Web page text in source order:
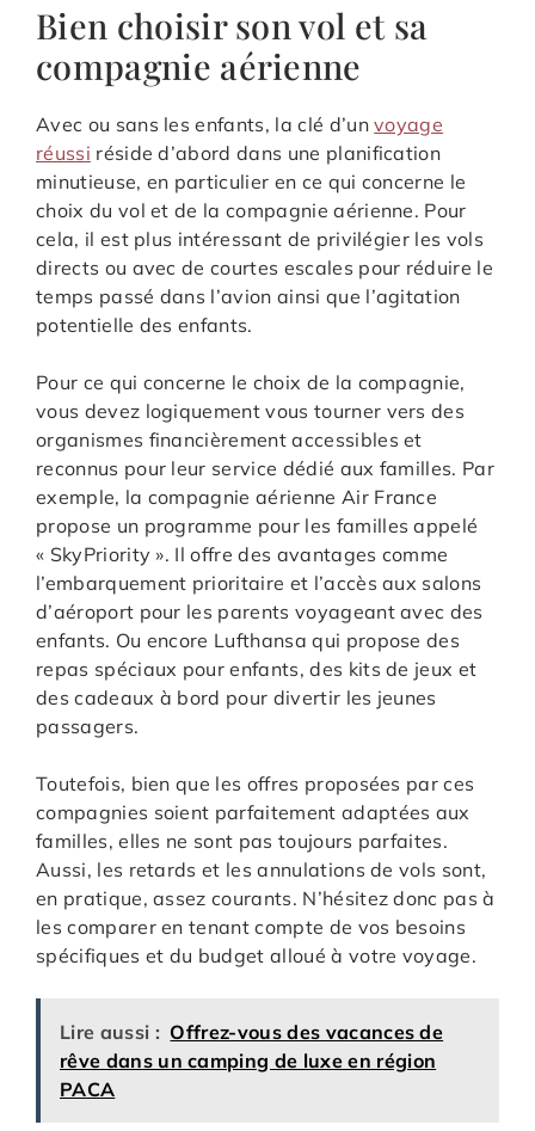
Bien choisir son vol et sa
compagnie aérienne
Avec ou sans les enfants, la clé d’unvoyage
réussi réside d’abord dans une planification
minutieuse, en particulier en ce qui concerne le
choix du vol et de la compagnie aérienne. Pour
cela, il est plus intéressant de privilégier les vols
directs ou avec de courtes escales pour réduire le
temps passé dans l’avion ainsi que l’agitation
potentielle des enfants.
Pour ce qui concerne le choix de la compagnie,
vous devez logiquement vous tourner vers des
organismes financièrement accessibles et
reconnus pour leur service dédié aux familles. Par
exemple, la compagnie aérienne Air France
propose un programme pour les familles appelé
« SkyPriority ». Il offre des avantages comme
l’embarquement prioritaire et l’accès aux salons
d’aéroport pour les parents voyageant avec des
enfants. Ou encore Lufthansa qui propose des
repas spéciaux pour enfants, des kits de jeux et
des cadeaux à bord pour divertir les jeunes
passagers.
Toutefois, bien que les offres proposées par ces
compagnies soient parfaitement adaptées aux
familles, elles ne sont pas toujours parfaites.
Aussi, les retards et les annulations de vols sont,
en pratique, assez courants. N’hésitez donc pas à
les comparer en tenant compte de vos besoins
spécifiques et du budget alloué à votre voyage.
Lire aussi : Offrez-vous des vacances de
rêve dans un camping de luxe en région
PACA